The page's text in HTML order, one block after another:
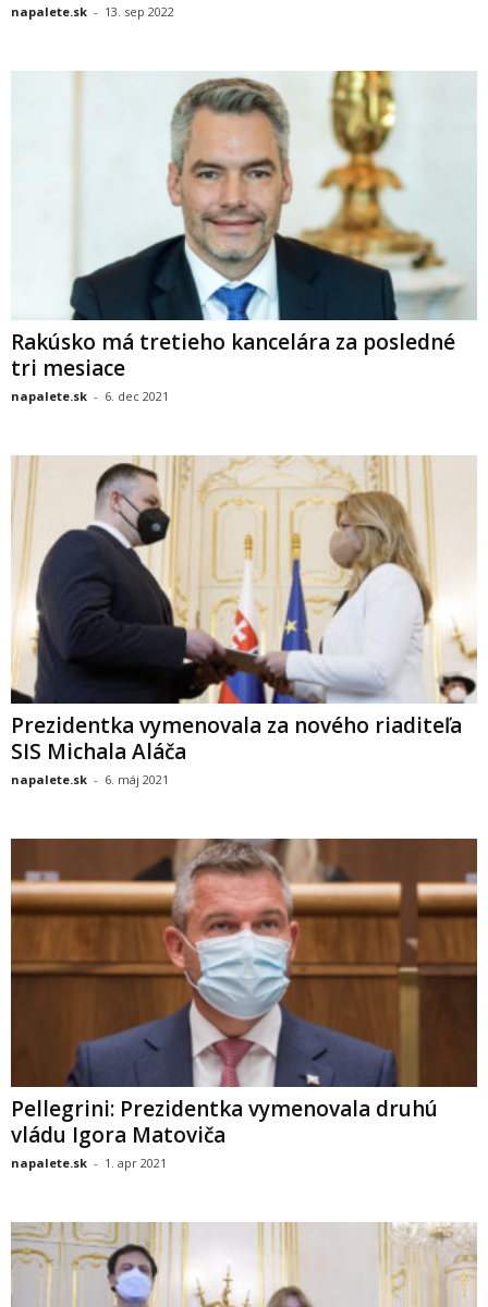
napalete.sk - 13. sep 2022
Rakúsko má tretieho kancelára za posledné
tri mesiace
napalete.sk - 6. dec 2021
Prezidentka vymenovala za nového riaditeľa
SIS Michala Aláča
napalete.sk - 6. máj 2021
Pellegrini: Prezidentka vymenovala druhú
vládu Igora Matoviča
napalete.sk - 1. apr 2021